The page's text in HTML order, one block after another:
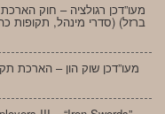
מעו”דכן רגולציה – חוק
ברזל) (סדרי מינהל, תקופות כהונה
מעו”דכן שוק הון – הארכת